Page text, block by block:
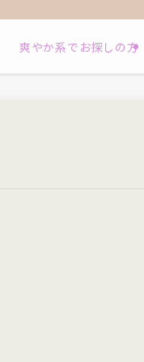
爽やか系でお探しの方